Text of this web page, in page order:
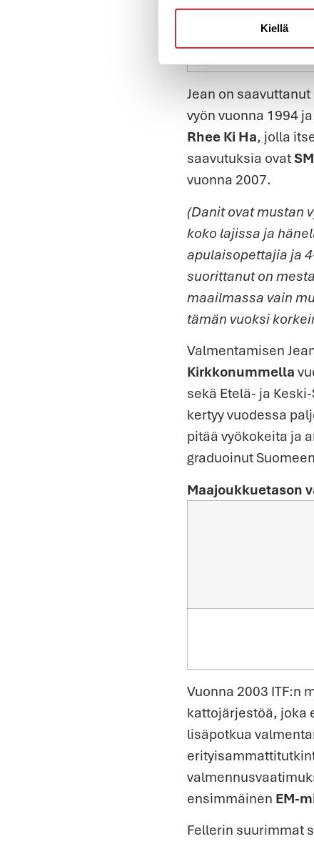
Kiellä
Jean on saavuttanut
vyön vuonna 1994 ja
Rhee Ki Ha, jolla
saavutuksia ovat
vuonna 2007.
(Danit ovat mustan
koko lajissa ja
apulaisopettajia ja
suorittanut on
maailmassa vain
tämän vuoksi
Valmentamisen
Kirkkonummella
sekä Etelä- ja
kertyy vuodessa
pitää vyökokeita ja
graduoinut
Maajoukkuetason
Vuonna 2003 ITF:n
kattojärjestöä, joka
lisäpotkua
ensimmäinen EM-
Fellerin suurimmat